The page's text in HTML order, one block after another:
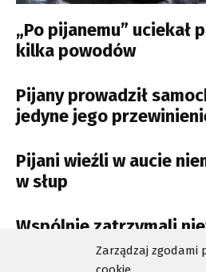
Zarządzaj zgodami
„Po pijanemu” uciekał
kilka powodów
Pijany prowadził
jedyne jego
Pijani wieźli w aucie
w słup
Wspólnie zatrzymali